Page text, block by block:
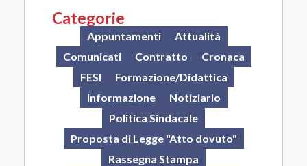
Categorie
Appuntamenti
Attualità
Comunicati
Contratto
Cronaca
FESI
Formazione/Didattica
Informazione
Notiziario
Politica Sindacale
Proposta di Legge "Atto dovuto"
Rassegna Stampa